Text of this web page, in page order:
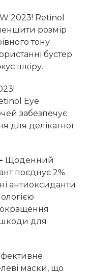
2023! Retinol
розмір
тону
бустер
шкіру.
Eye
забезпечує
для делікатної
Щоденний
поєднує 2%
антиоксиданти
шкоди для
маски, що